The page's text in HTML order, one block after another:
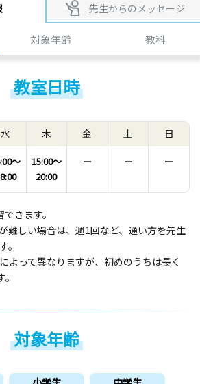
先生からのメッセージ
対象年齢 教科
教室日時
水
〜
木
15:00〜
20:00
金
ー
土
ー
日
ー
きます。
難しい場合は、週1回など、通い方を先生
。
よって異なりますが、初めのうちは長く
対象年齢